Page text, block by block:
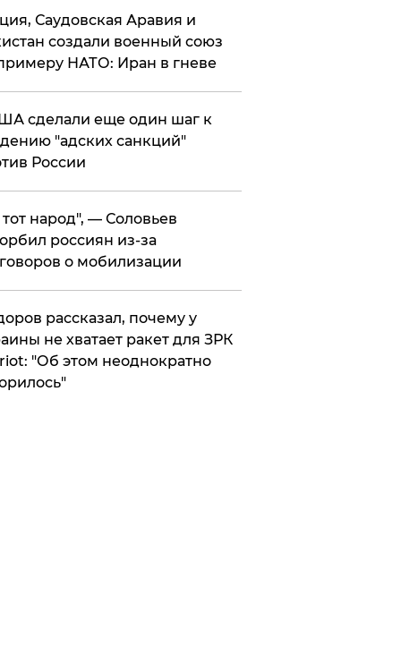
Саудовская Аравия и
создали военный союз
НАТО: Иран в гневе
сделали еще один шаг к
"адских санкций"
России
народ", — Соловьев
россиян из-за
о мобилизации
рассказал, почему у
не хватает ракет для ЗРК
"Об этом неоднократно